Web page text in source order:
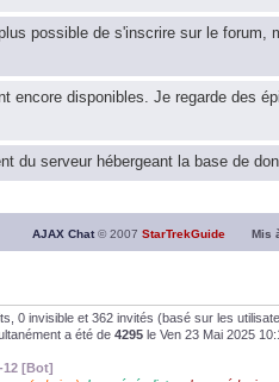
possible de s'inscrire sur le forum,
encore disponibles. Je regarde des
du serveur hébergeant la base de
vous souhaite une année 2021 plus
fait les survivor des épisodes issus
AJAX Chat© 2007 StarTrekGuide Mis
0 invisible et 362 invités (basé sur les
a été de 4295 le Ven 23 Mai 2025
12 [Bot]